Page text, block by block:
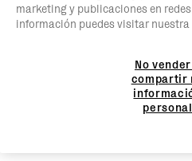
marketing y publicaciones en
información puedes visitar nuestra
No
compartir
personal